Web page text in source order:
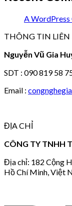
A
THÔNG TIN LIÊN
Nguyễn Vũ Gia
SDT : 090 819 58
Email :
ĐỊA CHỈ
CÔNG TY TNHH
Địa chỉ: 182 Cộng
Hồ Chí Minh, Việt